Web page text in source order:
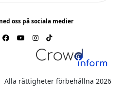
oss på sociala medier
Alla rättigheter förbehållna 2026